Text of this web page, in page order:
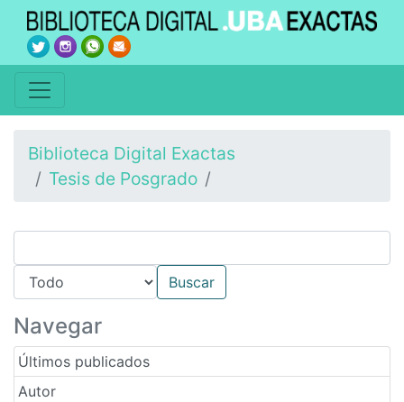
Biblioteca Digital Exactas
Tesis de Posgrado
Navegar
Últimos publicados
Autor